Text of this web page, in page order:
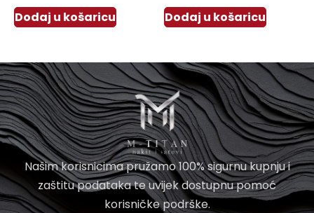
Dodaj u košaricu Dodaj u košaricu
Našim korisnicima pružamo 100% sigurnu kupnju i
zaštitu podataka te uvijek dostupnu pomoć
korisničke podrške.